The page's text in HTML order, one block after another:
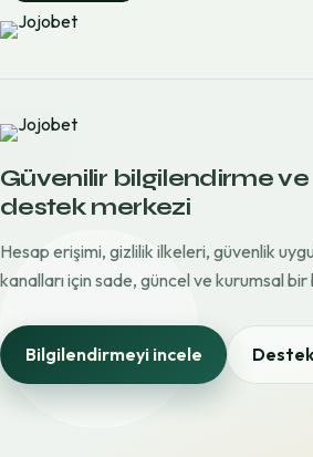
Güvenilir bilgilendirme ve
destek merkezi
Hesap erişimi, gizlilik ilkeleri, güvenlik
kanalları için sade, güncel ve kurumsal bir
Bilgilendirmeyi incele